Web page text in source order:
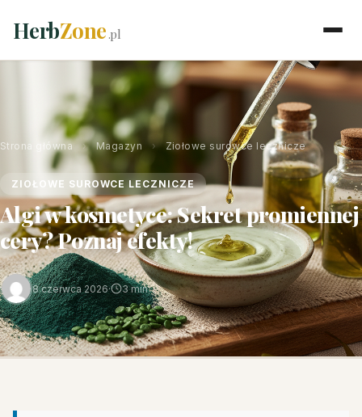
HerbZone.pl
Strona główna › Magazyn › Ziołowe surowce lecznicze
ZIOŁOWE SUROWCE LECZNICZE
Algi w kosmetyce: Sekret promiennej
cery? Poznaj efekty!
8 czerwca 2026· 3 min